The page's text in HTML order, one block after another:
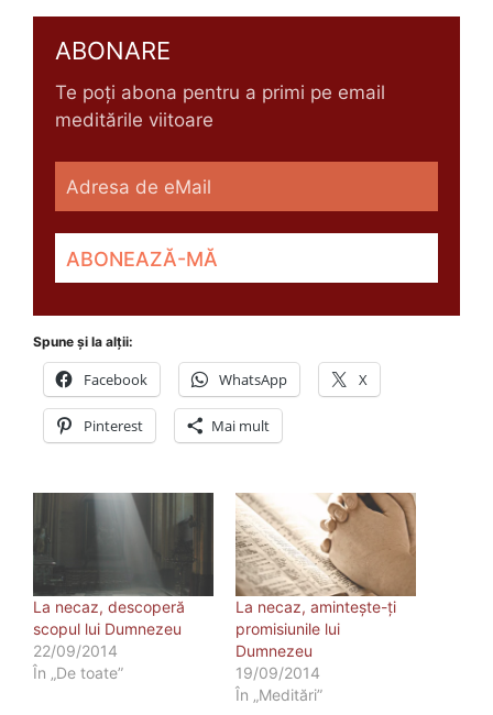
ABONARE
Te poți abona pentru a primi pe email
meditările viitoare
Spune și la alții:
Facebook WhatsApp X
Pinterest Mai mult
La necaz, descoperă
scopul lui Dumnezeu
22/09/2014
În „De toate”
La necaz, aminteşte-ţi
promisiunile lui
Dumnezeu
19/09/2014
În „Meditări”